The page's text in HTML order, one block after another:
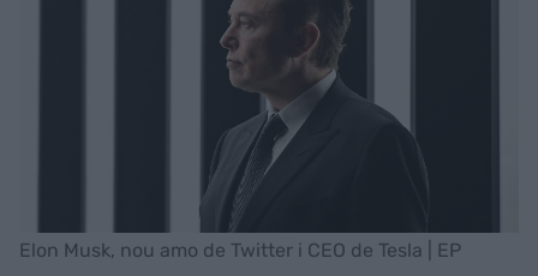
Elon Musk, nou amo de Twitter i CEO de Tesla | EP